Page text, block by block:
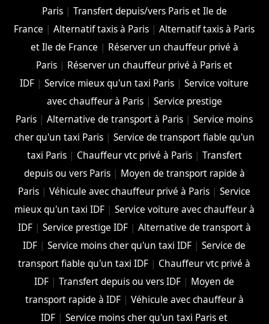
Paris| Transfert depuis/vers Paris et Ile de
France |Alternatif taxis à Paris |Alternatif taxis à Paris
et Ile de France | Réserver un chauffeur privé à
Paris | Réserver un chauffeur privé à Paris et
IDF |Service mieux qu'un taxi Paris |Service voiture
avec chauffeur à Paris| Service prestige
Paris |Alternative de transport à Paris |Service moins
cher qu'un taxi Paris| Service de transport fiable qu'un
taxi Paris| Chauffeur vtc privé à Paris| Transfert
depuis ou vers Paris| Moyen de transport rapide à
Paris |Véhicule avec chauffeur privé à Paris |Service
mieux qu'un taxi IDF| Service voiture avec chauffeur à
IDF| Service prestige IDF| Alternative de transport à
IDF |Service moins cher qu'un taxi IDF |Service de
transport fiable qu'un taxi IDF | Chauffeur vtc privé à
IDF |Transfert depuis ou vers IDF | Moyen de
transport rapide à IDF| Véhicule avec chauffeur à
IDF |Service moins cher qu'un taxi Paris et